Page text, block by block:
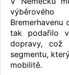
tak podařilo
dopravy,
segmentu,
mobilitě.